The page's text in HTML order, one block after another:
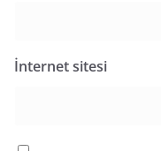
İnternet sitesi